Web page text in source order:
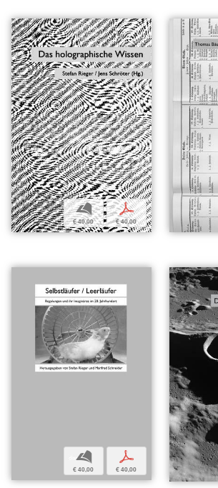
b
€ 40,00
p
€ 40,00
b
€ 40,00
p
€ 40,00